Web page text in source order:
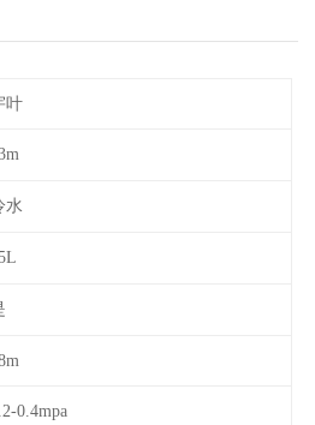
叶
水
0.4mpa